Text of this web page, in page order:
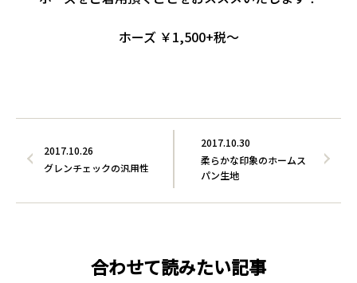
ホーズ ￥1,500+税～
2017.10.30
柔らかな印象のホームス
パン生地
2017.10.26
グレンチェックの汎用性
合わせて読みたい記事